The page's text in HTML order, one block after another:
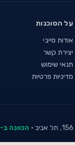
על הסוכנות
אודות סייבי
יצירת קשר
תנאי שימוש
מדיניות פרטיות
הכוונה ב-Google Maps ←